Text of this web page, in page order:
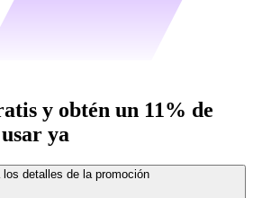
y obtén un 11% de
ya
los detalles de la promoción